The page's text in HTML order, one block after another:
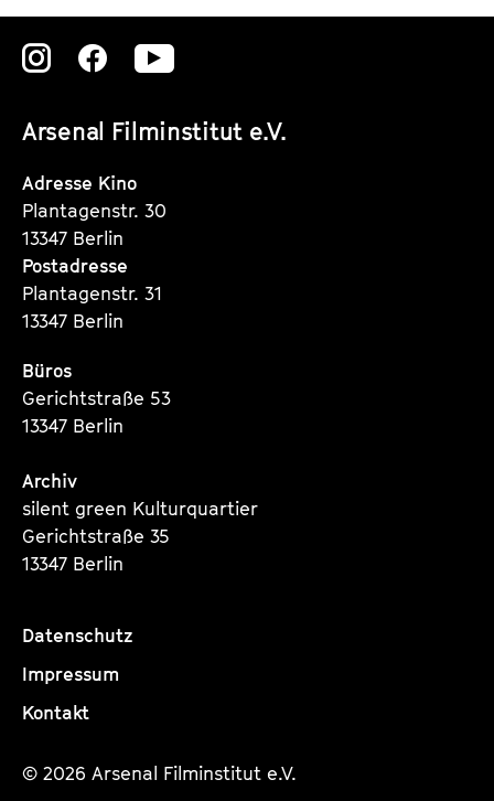
Arsenal Filminstitut e.V.
Zu
Instagram
Seite
Zu
Instagram
Seite
Zu
Instagram
Adresse Kino
Plantagenstr. 30
13347 Berlin
Postadresse
Plantagenstr. 31
13347 Berlin
Büros
Gerichtstraße 53
13347 Berlin
Archiv
silent green Kulturquartier
Gerichtstraße 35
13347 Berlin
Datenschutz
Impressum
Kontakt
© 2026 Arsenal Filminstitut e.V.